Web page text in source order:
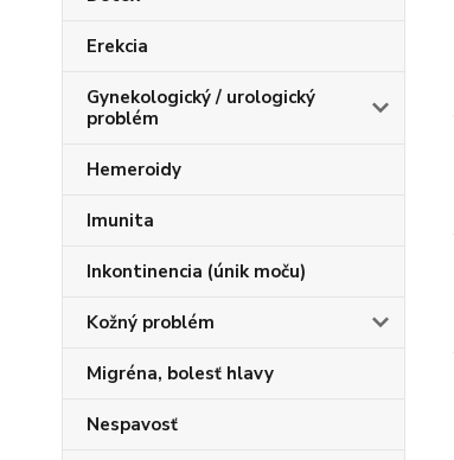
Erekcia
Gynekologický / urologický
problém
Hemeroidy
Imunita
Inkontinencia (únik moču)
Kožný problém
Migréna, bolesť hlavy
Nespavosť